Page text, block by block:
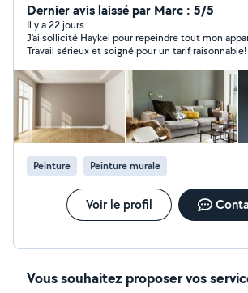
de vos attentes. Je vous accompagne dans tous vos
projets de : peinture intérieure (finition soignée)
préparation des supports (enduit, ponçage)
placo, parquet et carrelage rénovation de salle de bain
Je travaille avec sérieux et précision,
délais et en utilisant des matériaux de
vous garantir un résultat durable. Votre satisfaction est
ma priorité. Des prix adaptés à votre
déplacement gratuits. N'hésitez pas à me contacter
pour échanger sur votre projet.
Dernier avis laissé par Marc : 5/5
Il y a 22 jours
J'ai sollicité Haykel pour repeindre tout mon
Travail sérieux et soigné pour un tarif
referai appel à lui sans hésiter pour d'autres
Peinture Peinture murale
Voir le profil
Vous souhaitez proposer vos